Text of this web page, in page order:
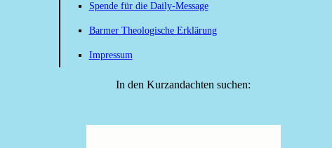
Spende für die Daily-Message
Barmer Theologische Erklärung
Impressum
In den Kurzandachten suchen: